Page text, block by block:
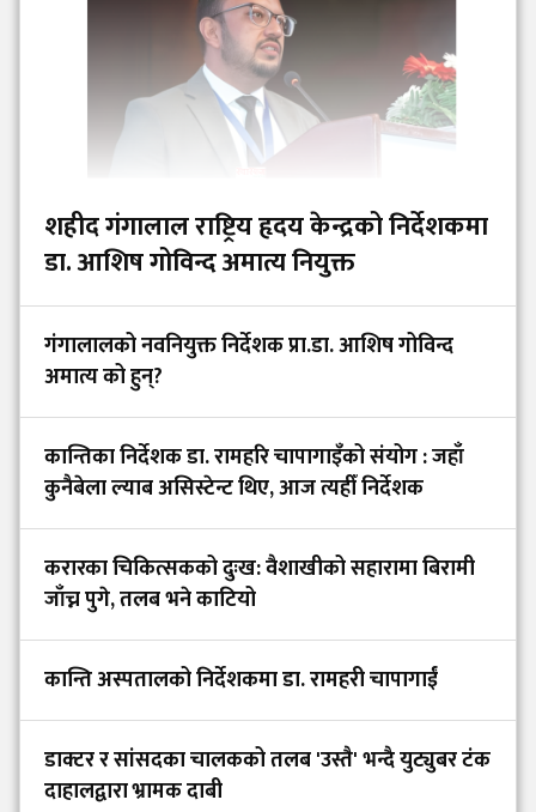
शहीद गंगालाल राष्ट्रिय हृदय केन्द्रको निर्देशकमा
डा. आशिष गोविन्द अमात्य नियुक्त
गंगालालको नवनियुक्त निर्देशक प्रा.डा. आशिष गोविन्द
अमात्य को हुन्?
कान्तिका निर्देशक डा. रामहरि चापागाइँको संयोग : जहाँ
कुनैबेला ल्याब असिस्टेन्ट थिए, आज त्यहीँ निर्देशक
करारका चिकित्सकको दुःख: वैशाखीको सहारामा बिरामी
जाँच्न पुगे, तलब भने काटियो
कान्ति अस्पतालको निर्देशकमा डा. रामहरी चापागाईं
डाक्टर र सांसदका चालकको तलब 'उस्तै' भन्दै युट्युबर टंक
दाहालद्वारा भ्रामक दाबी